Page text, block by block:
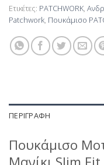
Ετικέτες: PATCHWORK,
Patchwork, Πουκάμισο
ΠΕΡΙΓΡΑΦΉ
Πουκάμισο